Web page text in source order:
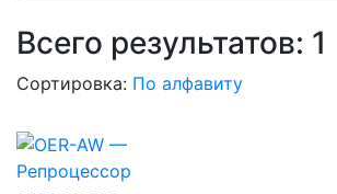
Всего результатов: 1
Сортировка: По алфавиту